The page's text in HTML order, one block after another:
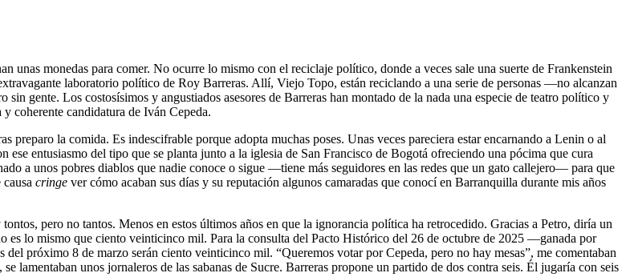
unas monedas para comer. No ocurre lo mismo con el reciclaje político, donde a veces sale una suerte de Frankenstein
laboratorio político de Roy Barreras. Allí, Viejo Topo, están reciclando a una serie de personas —no alcanzan
gente. Los costosísimos y angustiados asesores de Barreras han montado de la nada una especie de teatro político y
coherente candidatura de Iván Cepeda.
preparo la comida. Es indescifrable porque adopta muchas poses. Unas veces pareciera estar encarnando a Lenin o al
ese entusiasmo del tipo que se planta junto a la iglesia de San Francisco de Bogotá ofreciendo una pócima que cura
a unos pobres diablos que nadie conoce o sigue —tiene más seguidores en las redes que un gato callejero— para que
cringe ver cómo acaban sus días y su reputación algunos camaradas que conocí en Barranquilla durante mis años
pero no tantos. Menos en estos últimos años en que la ignorancia política ha retrocedido. Gracias a Petro, diría un
es lo mismo que ciento veinticinco mil. Para la consulta del Pacto Histórico del 26 de octubre de 2025 —ganada por
próximo 8 de marzo serán ciento veinticinco mil. “Queremos votar por Cepeda, pero no hay mesas”, me comentaban
lamentaban unos jornaleros de las sabanas de Sucre. Barreras propone un partido de dos contra seis. Él jugaría con seis